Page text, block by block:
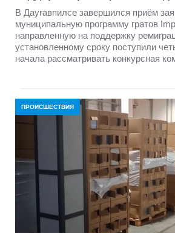
В Даугавпилсе завершился приём
муниципальную программу гратов
направленную на поддержку
установленному сроку поступили
начала рассматривать конкурсная
ПРОИСШЕСТВИЯ